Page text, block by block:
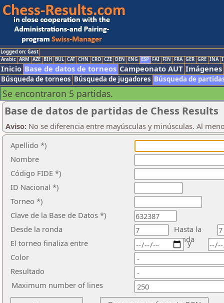
Logged on: Gast
Arabic ARM AZE BIH BUL CAT CHN CRO CZE DEN ENG ESP FAI FIN FRA GER GRE INA
Inicio Base de datos de torneos Campeonato AUT Imágenes
Búsqueda de torneos Búsqueda de jugadores Búsqueda de
Se encontraron 5 partidas.
Base de datos de partidas de Chess Results
Aviso: No se diferencia entre mayúsculas y minúsculas. Al
Apellido *)
Nombre
Código FIDE *)
ID Nacional *)
Torneo *)
Clave de la Base de Datos *)
Desde la ronda
Hasta la
ronda
El torneo finaliza entre
Color
Resultado
y
Maximum number of lines